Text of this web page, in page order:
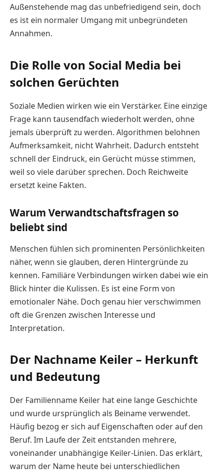
Außenstehende mag das unbefriedigend sein, doch
es ist ein normaler Umgang mit unbegründeten
Annahmen.
Die Rolle von Social Media bei
solchen Gerüchten
Soziale Medien wirken wie ein Verstärker. Eine einzige
Frage kann tausendfach wiederholt werden, ohne
jemals überprüft zu werden. Algorithmen belohnen
Aufmerksamkeit, nicht Wahrheit. Dadurch entsteht
schnell der Eindruck, ein Gerücht müsse stimmen,
weil so viele darüber sprechen. Doch Reichweite
ersetzt keine Fakten.
Warum Verwandtschaftsfragen so
beliebt sind
Menschen fühlen sich prominenten Persönlichkeiten
näher, wenn sie glauben, deren Hintergründe zu
kennen. Familiäre Verbindungen wirken dabei wie ein
Blick hinter die Kulissen. Es ist eine Form von
emotionaler Nähe. Doch genau hier verschwimmen
oft die Grenzen zwischen Interesse und
Interpretation.
Der Nachname Keiler – Herkunft
und Bedeutung
Der Familienname Keiler hat eine lange Geschichte
und wurde ursprünglich als Beiname verwendet.
Häufig bezog er sich auf Eigenschaften oder auf den
Beruf. Im Laufe der Zeit entstanden mehrere,
voneinander unabhängige Keiler-Linien. Das erklärt,
warum der Name heute bei unterschiedlichen